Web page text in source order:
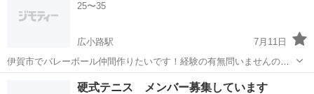
ンド 。＋お仕事探しはコ...
25〜35
広小路駅
7月11日
伊賀市でバレーボール仲間作りたいです！経験の有無問いませんので
興味のある方はぜひお声がけください！
伊賀市 広小路駅 バレーボール
硬式テニス メンバー募集しています